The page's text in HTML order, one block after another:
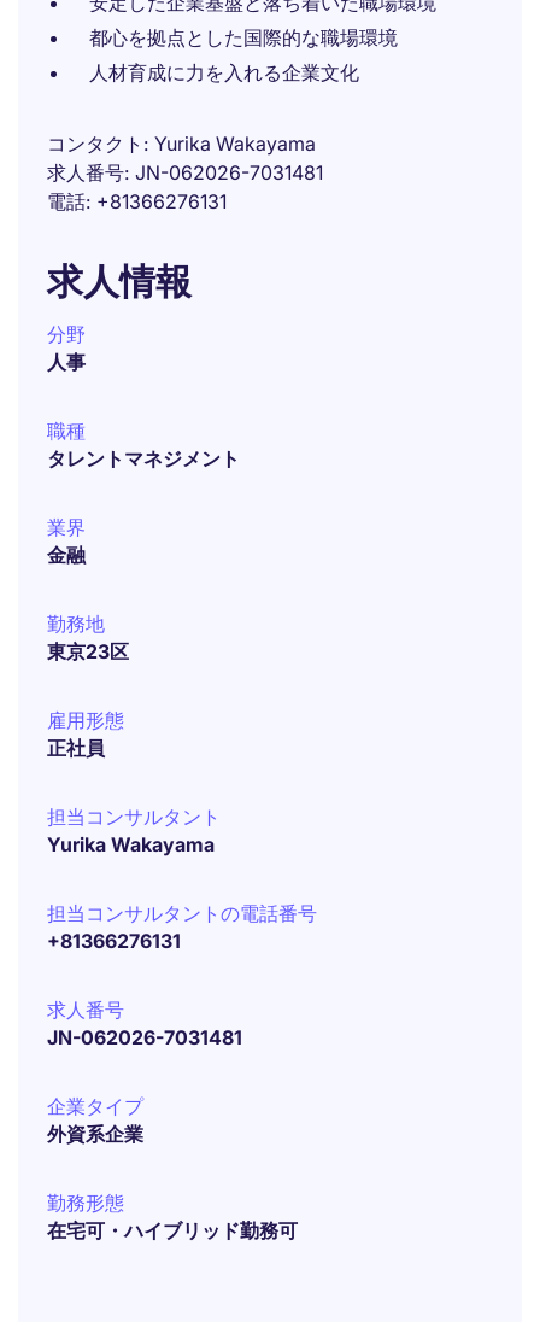
都心を拠点とした国際的な職場環境
人材育成に力を入れる企業文化
コンタクト
Yurika Wakayama
求人番号 JN-062026-7031481
電話 +81366276131
求人情報
分野
人事
職種
タレントマネジメント
業界
金融
勤務地
東京23区
雇用形態
正社員
担当コンサルタント
Yurika Wakayama
担当コンサルタントの電話番号
+81366276131
求人番号
JN-062026-7031481
企業タイプ
外資系企業
勤務形態
在宅可・ハイブリッド勤務可